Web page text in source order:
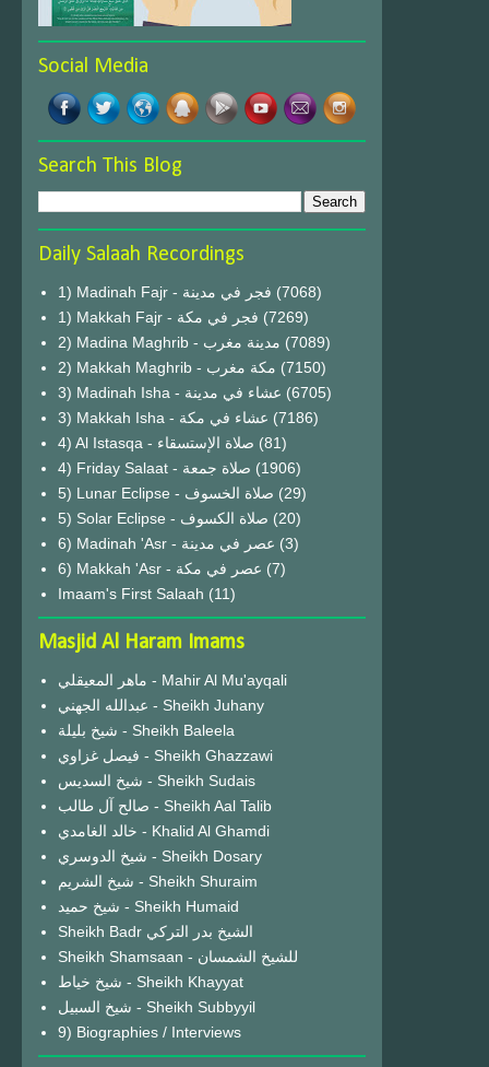
Social Media
Search This Blog
Daily Salaah Recordings
1) Madinah Fajr - فجر في مدينة (7068)
1) Makkah Fajr - فجر في مكة (7269)
2) Madina Maghrib - مدينة مغرب (7089)
2) Makkah Maghrib - مكة مغرب (7150)
3) Madinah Isha - عشاء في مدينة (6705)
3) Makkah Isha - عشاء في مكة (7186)
4) Al Istasqa - صلاة الإستسقاء (81)
4) Friday Salaat - صلاة جمعة (1906)
5) Lunar Eclipse - صلاة الخسوف (29)
(20)
6) Madinah 'Asr - عصر في مدينة (3)
6) Makkah 'Asr - عصر في مكة (7)
Imaam's First Salaah (11)
Masjid Al Haram Imams
ماهر المعيقلي - Mahir Al Mu'ayqali
عبدالله الجهني - Sheikh Juhany
شيخ بليلة - Sheikh Baleela
فيصل غزاوي - Sheikh Ghazzawi
شيخ السديس - Sheikh Sudais
صالح آل طالب - Sheikh Aal Talib
خالد الغامدي - Khalid Al Ghamdi
شيخ الدوسري - Sheikh Dosary
شيخ الشريم - Sheikh Shuraim
شيخ حميد - Sheikh Humaid
Sheikh Badr الشيخ بدر التركي
Sheikh Shamsaan - للشيخ الشمسان
شيخ خياط - Sheikh Khayyat
شيخ السبيل - Sheikh Subbyyil
9) Biographies / Interviews